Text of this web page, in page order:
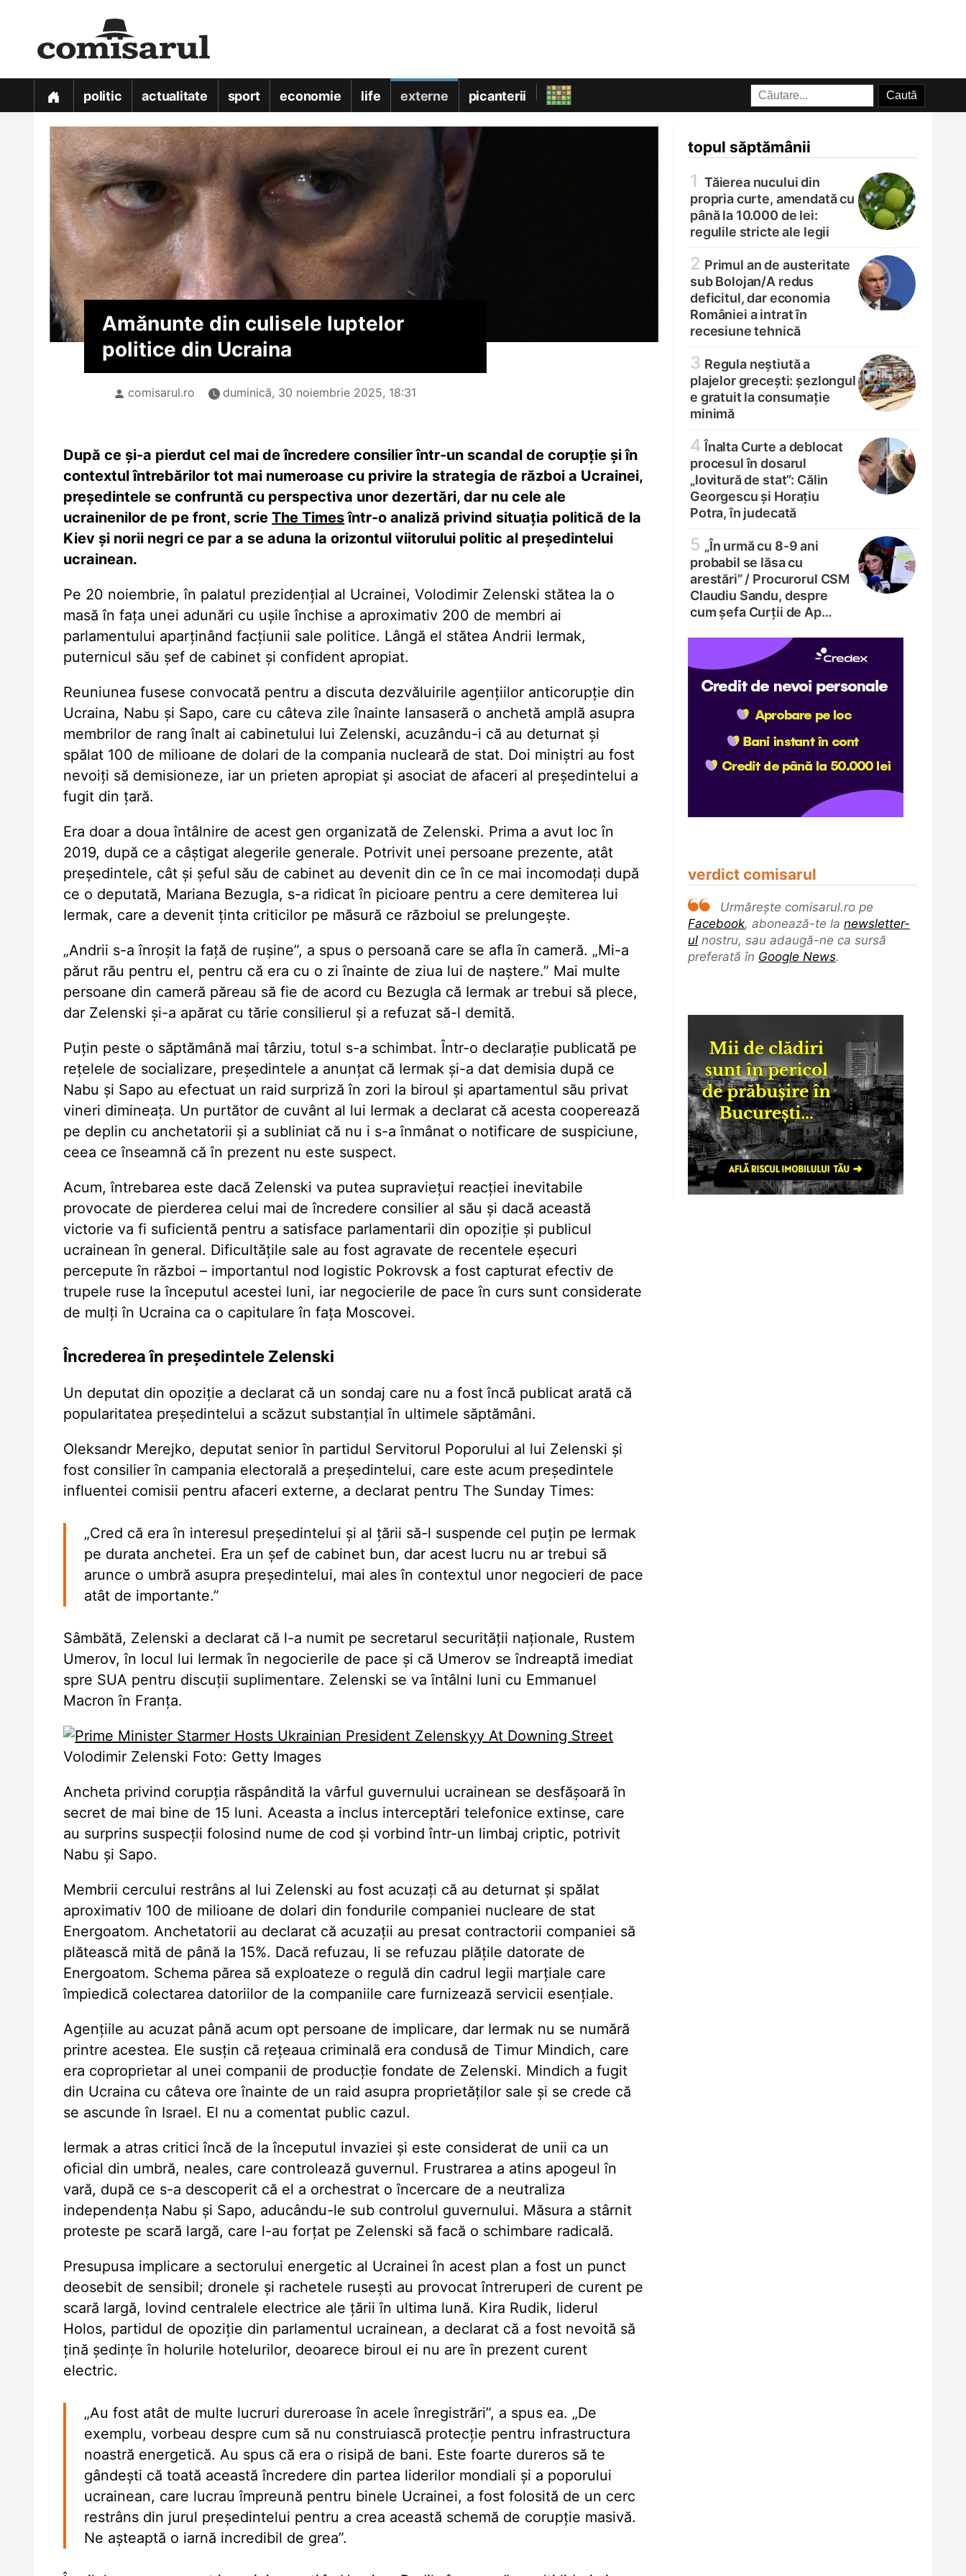
politic actualitate sport economie life externe picanterii
topul săptămânii
1 Tăierea nucului din
propria curte, amendată cu
până la 10.000 de lei:
regulile stricte ale legii
2 Primul an de austeritate
sub Bolojan/A redus
deficitul, dar economia
României a intrat în
recesiune tehnică
3 Regula neștiută a
plajelor grecești: șezlongul
e gratuit la consumație
minimă
4 Înalta Curte a deblocat
procesul în dosarul
„lovitură de stat”: Călin
Georgescu și Horațiu
Potra, în judecată
5 „În urmă cu 8-9 ani
probabil se lăsa cu
arestări” / Procurorul CSM
Claudiu Sandu, despre
cum șefa Curții de Ap…
verdict comisarul
Urmărește comisarul.ro pe
Facebook, abonează-te la newsletter-
ul nostru, sau adaugă-ne ca sursă
preferată în Google News.
Amănunte din culisele luptelor
politice din Ucraina
comisarul.ro duminică, 30 noiembrie 2025, 18:31
După ce și-a pierdut cel mai de încredere consilier într-un scandal de corupție și în
contextul întrebărilor tot mai numeroase cu privire la strategia de război a Ucrainei,
președintele se confruntă cu perspectiva unor dezertări, dar nu cele ale
ucrainenilor de pe front, scrieThe Timesîntr-o analiză privind situația politică de la
Kiev și norii negri ce par a se aduna la orizontul viitorului politic al președintelui
ucrainean.
Pe 20 noiembrie, în palatul prezidențial al Ucrainei, Volodimir Zelenski stătea la o
masă în fața unei adunări cu ușile închise a aproximativ 200 de membri ai
parlamentului aparținând facțiunii sale politice. Lângă el stătea Andrii Iermak,
puternicul său șef de cabinet și confident apropiat.
Reuniunea fusese convocată pentru a discuta dezvăluirile agențiilor anticorupție din
Ucraina, Nabu și Sapo, care cu câteva zile înainte lansaseră o anchetă amplă asupra
membrilor de rang înalt ai cabinetului lui Zelenski, acuzându-i că au deturnat și
spălat 100 de milioane de dolari de la compania nucleară de stat. Doi miniștri au fost
nevoiți să demisioneze, iar un prieten apropiat și asociat de afaceri al președintelui a
fugit din țară.
Era doar a doua întâlnire de acest gen organizată de Zelenski. Prima a avut loc în
2019, după ce a câștigat alegerile generale. Potrivit unei persoane prezente, atât
președintele, cât și șeful său de cabinet au devenit din ce în ce mai incomodați după
ce o deputată, Mariana Bezugla, s-a ridicat în picioare pentru a cere demiterea lui
Iermak, care a devenit ținta criticilor pe măsură ce războiul se prelungește.
„Andrii s-a înroșit la față de rușine”, a spus o persoană care se afla în cameră. „Mi-a
părut rău pentru el, pentru că era cu o zi înainte de ziua lui de naștere.” Mai multe
persoane din cameră păreau să fie de acord cu Bezugla că Iermak ar trebui să plece,
dar Zelenski și-a apărat cu tărie consilierul și a refuzat să-l demită.
Puțin peste o săptămână mai târziu, totul s-a schimbat. Într-o declarație publicată pe
rețelele de socializare, președintele a anunțat că Iermak și-a dat demisia după ce
Nabu și Sapo au efectuat un raid surpriză în zori la biroul și apartamentul său privat
vineri dimineața. Un purtător de cuvânt al lui Iermak a declarat că acesta cooperează
pe deplin cu anchetatorii și a subliniat că nu i s-a înmânat o notificare de suspiciune,
ceea ce înseamnă că în prezent nu este suspect.
Acum, întrebarea este dacă Zelenski va putea supraviețui reacției inevitabile
provocate de pierderea celui mai de încredere consilier al său și dacă această
victorie va fi suficientă pentru a satisface parlamentarii din opoziție și publicul
ucrainean în general. Dificultățile sale au fost agravate de recentele eșecuri
percepute în război – importantul nod logistic Pokrovsk a fost capturat efectiv de
trupele ruse la începutul acestei luni, iar negocierile de pace în curs sunt considerate
de mulți în Ucraina ca o capitulare în fața Moscovei.
Încrederea în președintele Zelenski
Un deputat din opoziție a declarat că un sondaj care nu a fost încă publicat arată că
popularitatea președintelui a scăzut substanțial în ultimele săptămâni.
Oleksandr Merejko, deputat senior în partidul Servitorul Poporului al lui Zelenski și
fost consilier în campania electorală a președintelui, care este acum președintele
influentei comisii pentru afaceri externe, a declarat pentru The Sunday Times:
„Cred că era în interesul președintelui și al țării să-l suspende cel puțin pe Iermak
pe durata anchetei. Era un șef de cabinet bun, dar acest lucru nu ar trebui să
arunce o umbră asupra președintelui, mai ales în contextul unor negocieri de pace
atât de importante.”
Sâmbătă, Zelenski a declarat că l-a numit pe secretarul securității naționale, Rustem
Umerov, în locul lui Iermak în negocierile de pace și că Umerov se îndreaptă imediat
spre SUA pentru discuții suplimentare. Zelenski se va întâlni luni cu Emmanuel
Macron în Franța.
Volodimir Zelenski Foto: Getty Images
Ancheta privind corupția răspândită la vârful guvernului ucrainean se desfășoară în
secret de mai bine de 15 luni. Aceasta a inclus interceptări telefonice extinse, care
au surprins suspecții folosind nume de cod și vorbind într-un limbaj criptic, potrivit
Nabu și Sapo.
Membrii cercului restrâns al lui Zelenski au fost acuzați că au deturnat și spălat
aproximativ 100 de milioane de dolari din fondurile companiei nucleare de stat
Energoatom. Anchetatorii au declarat că acuzații au presat contractorii companiei să
plătească mită de până la 15%. Dacă refuzau, li se refuzau plățile datorate de
Energoatom. Schema părea să exploateze o regulă din cadrul legii marțiale care
împiedică colectarea datoriilor de la companiile care furnizează servicii esențiale.
Agențiile au acuzat până acum opt persoane de implicare, dar Iermak nu se numără
printre acestea. Ele susțin că rețeaua criminală era condusă de Timur Mindich, care
era coproprietar al unei companii de producție fondate de Zelenski. Mindich a fugit
din Ucraina cu câteva ore înainte de un raid asupra proprietăților sale și se crede că
se ascunde în Israel. El nu a comentat public cazul.
Iermak a atras critici încă de la începutul invaziei și este considerat de unii ca un
oficial din umbră, neales, care controlează guvernul. Frustrarea a atins apogeul în
vară, după ce s-a descoperit că el a orchestrat o încercare de a neutraliza
independența Nabu și Sapo, aducându-le sub controlul guvernului. Măsura a stârnit
proteste pe scară largă, care l-au forțat pe Zelenski să facă o schimbare radicală.
Presupusa implicare a sectorului energetic al Ucrainei în acest plan a fost un punct
deosebit de sensibil; dronele și rachetele rusești au provocat întreruperi de curent pe
scară largă, lovind centralele electrice ale țării în ultima lună. Kira Rudik, liderul
Holos, partidul de opoziție din parlamentul ucrainean, a declarat că a fost nevoită să
țină ședințe în holurile hotelurilor, deoarece biroul ei nu are în prezent curent
electric.
„Au fost atât de multe lucruri dureroase în acele înregistrări”, a spus ea. „De
exemplu, vorbeau despre cum să nu construiască protecție pentru infrastructura
noastră energetică. Au spus că era o risipă de bani. Este foarte dureros să te
gândești că toată această încredere din partea liderilor mondiali și a poporului
ucrainean, care lucrau împreună pentru binele Ucrainei, a fost folosită de un cerc
restrâns din jurul președintelui pentru a crea această schemă de corupție masivă.
Ne așteaptă o iarnă incredibil de grea”.